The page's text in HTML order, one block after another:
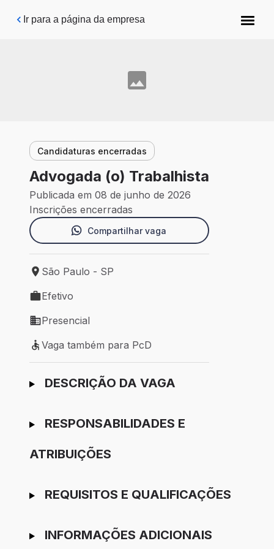
Pular para o conteúdo principal
Ir para a página da empresa
Candidaturas encerradas
Advogada (o) Trabalhista
Publicada em 08 de junho de 2026
Inscrições encerradas
Compartilhar vaga
Local de trabalho: São Paulo - SP
São Paulo - SP
Tipo de vaga: Efetivo
Efetivo
Modelo de trabalho: Presencial
Presencial
Vaga também para PcD
Vaga também para PcD
Ir para candidatura
DESCRIÇÃO DA VAGA
RESPONSABILIDADES E
ATRIBUIÇÕES
REQUISITOS E QUALIFICAÇÕES
INFORMAÇÕES ADICIONAIS